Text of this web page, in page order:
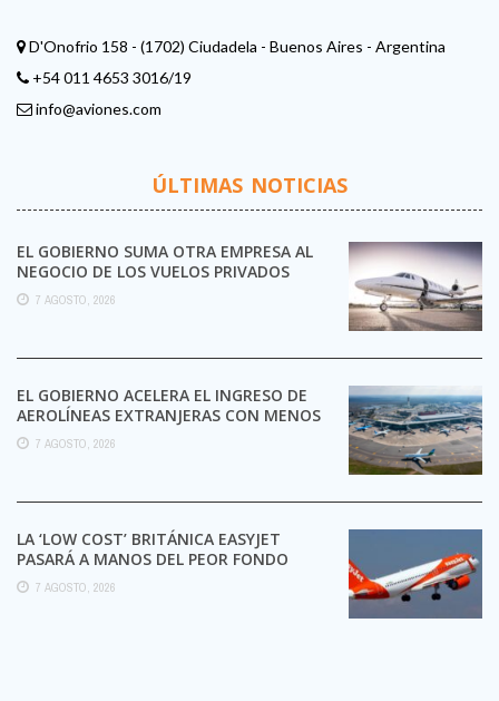
D'Onofrio 158 - (1702) Ciudadela - Buenos Aires - Argentina
+54 011 4653 3016/19
info@aviones.com
ÚLTIMAS NOTICIAS
EL GOBIERNO SUMA OTRA EMPRESA AL
NEGOCIO DE LOS VUELOS PRIVADOS
7 AGOSTO, 2026
EL GOBIERNO ACELERA EL INGRESO DE
AEROLÍNEAS EXTRANJERAS CON MENOS
TRÁMITES
7 AGOSTO, 2026
LA ‘LOW COST’ BRITÁNICA EASYJET
PASARÁ A MANOS DEL PEOR FONDO
POSIBLE:
7 AGOSTO, 2026